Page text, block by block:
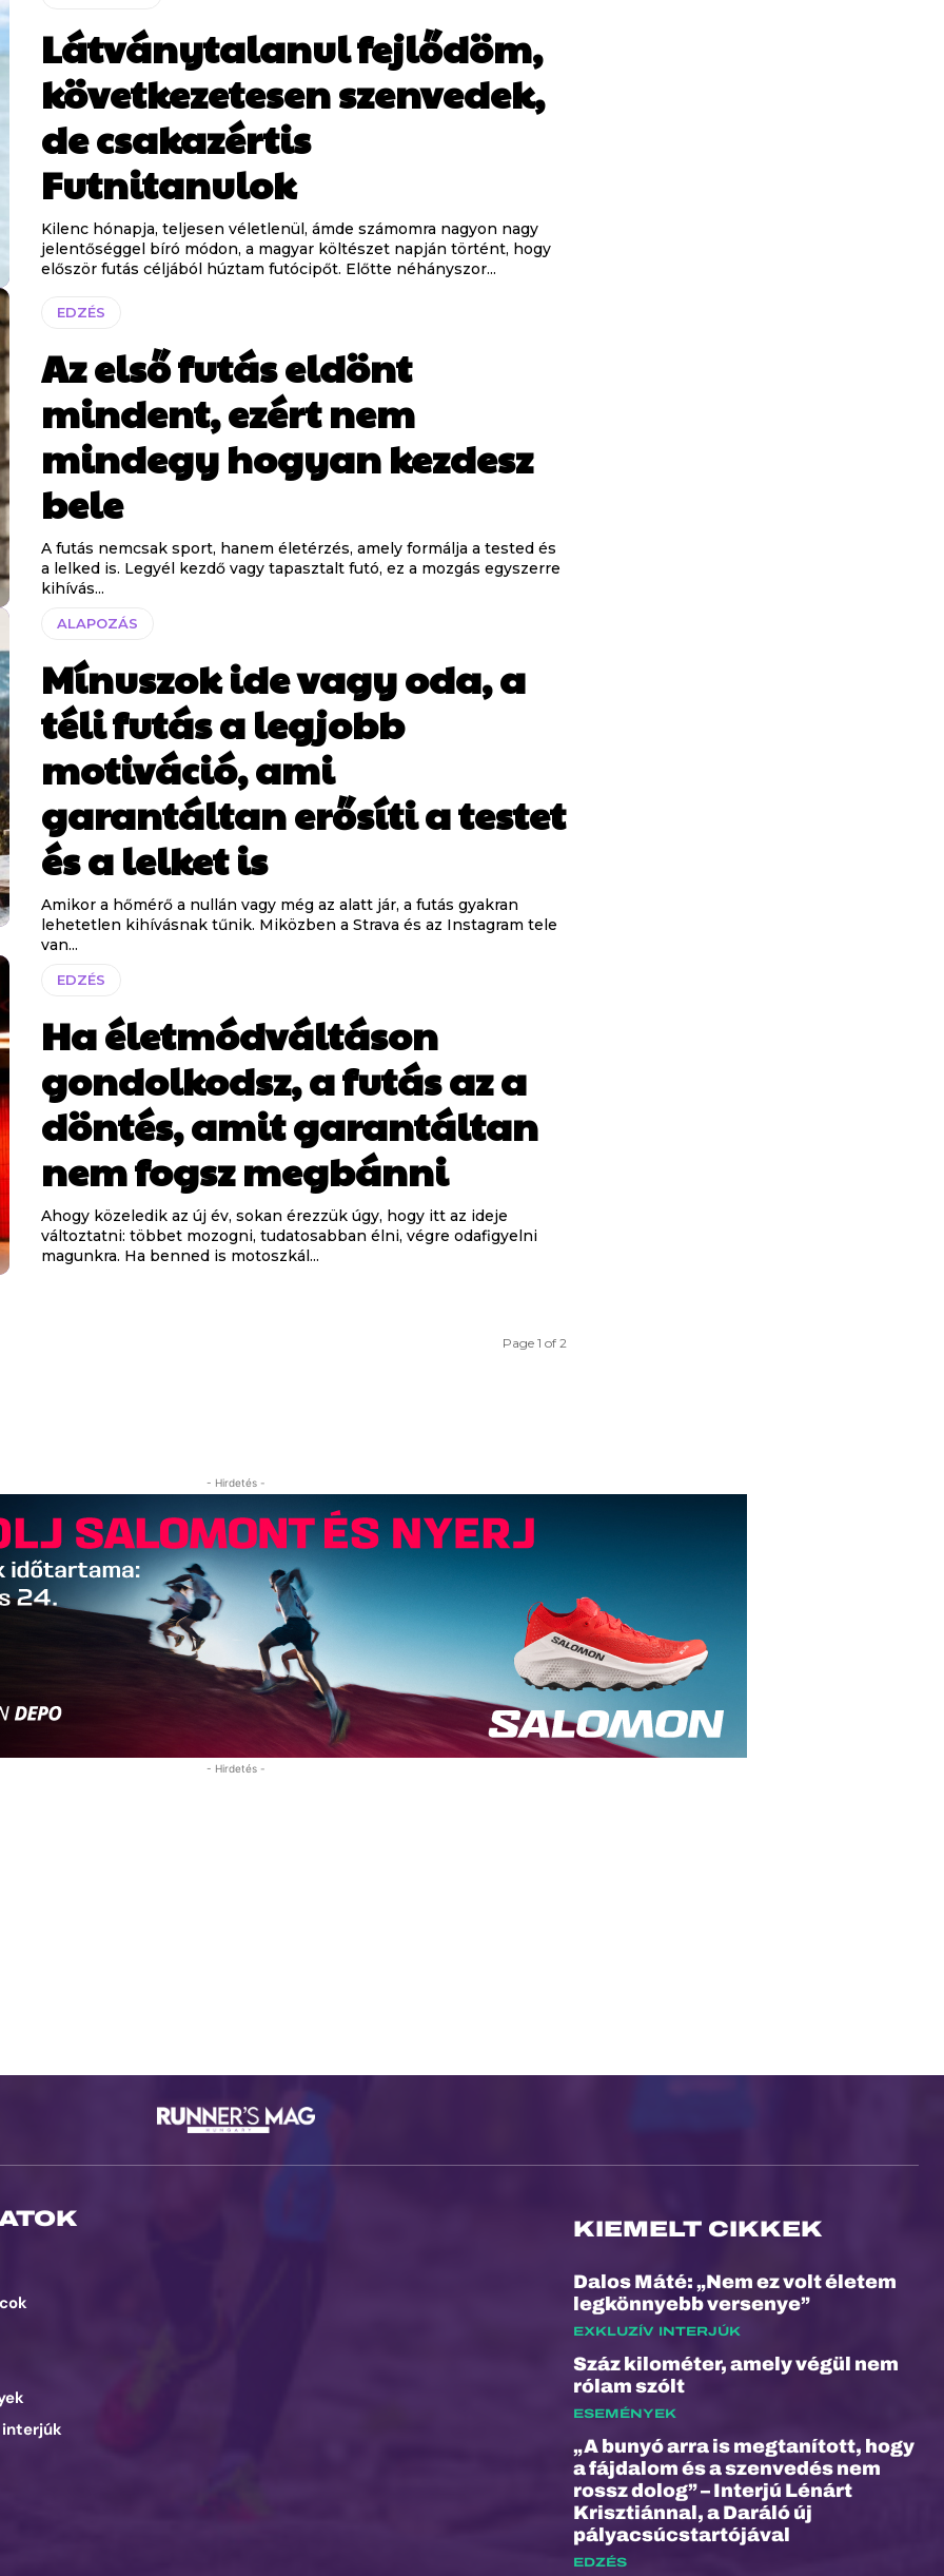
Látványtalanul fejlődöm,
következetesen szenvedek,
de csakazértis
Futnitanulok
Kilenc hónapja, teljesen véletlenül, ámde számomra nagyon nagy
jelentőséggel bíró módon, a magyar költészet napján történt, hogy
először futás céljából húztam futócipőt. Előtte néhányszor...
EDZÉS
Az első futás eldönt
mindent, ezért nem
mindegy hogyan kezdesz
bele
A futás nemcsak sport, hanem életérzés, amely formálja a tested és
a lelked is. Legyél kezdő vagy tapasztalt futó, ez a mozgás egyszerre
kihívás...
ALAPOZÁS
Mínuszok ide vagy oda, a
téli futás a legjobb
motiváció, ami
garantáltan erősíti a testet
és a lelket is
Amikor a hőmérő a nullán vagy még az alatt jár, a futás gyakran
lehetetlen kihívásnak tűnik. Miközben a Strava és az Instagram tele
van...
EDZÉS
Ha életmódváltáson
gondolkodsz, a futás az a
döntés, amit garantáltan
nem fogsz megbánni
Ahogy közeledik az új év, sokan érezzük úgy, hogy itt az ideje
változtatni: többet mozogni, tudatosabban élni, végre odafigyelni
magunkra. Ha benned is motoszkál...
Page 1 of 2
- Hirdetés -
- Hirdetés -
interjúk
KIEMELT CIKKEK
Dalos Máté: „Nem ez volt életem
legkönnyebb versenye”
EXKLUZÍV INTERJÚK
Száz kilométer, amely végül nem
rólam szólt
ESEMÉNYEK
„A bunyó arra is megtanított, hogy
a fájdalom és a szenvedés nem
rossz dolog” – Interjú Lénárt
Krisztiánnal, a Daráló új
pályacsúcstartójával
EDZÉS